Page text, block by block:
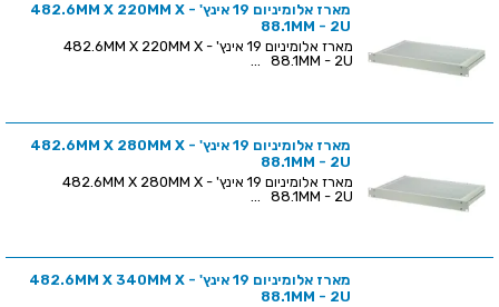
מארז אלומיניום 19 אינץ' - 482.6MM X 220MM X
88.1MM - 2U
מארז אלומיניום 19 אינץ' - 482.6MM X 220MM X
88.1MM - 2U ...
מארז אלומיניום 19 אינץ' - 482.6MM X 280MM X
88.1MM - 2U
מארז אלומיניום 19 אינץ' - 482.6MM X 280MM X
88.1MM - 2U ...
מארז אלומיניום 19 אינץ' - 482.6MM X 340MM X
88.1MM - 2U